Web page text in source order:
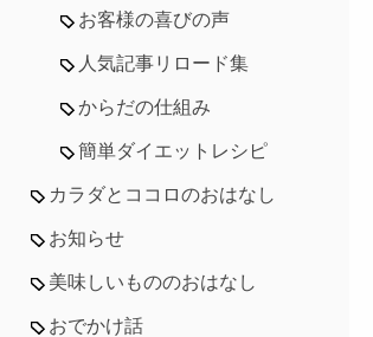
お客様の喜びの声
人気記事リロード集
からだの仕組み
簡単ダイエットレシピ
カラダとココロのおはなし
お知らせ
美味しいもののおはなし
おでかけ話